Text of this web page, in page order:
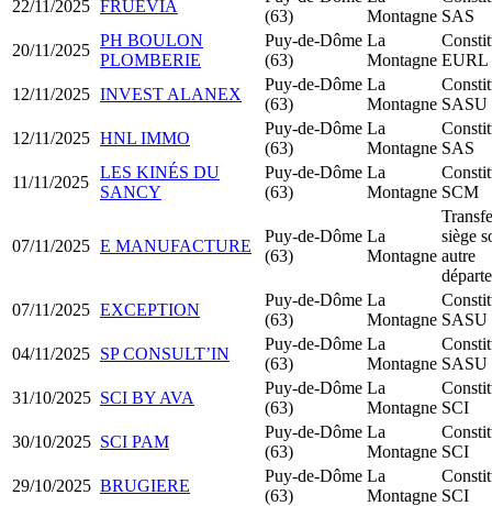
22/11/2025 FRUÉVIA
(63)
Montagne SAS
20/11/2025
PH BOULON
PLOMBERIE
Puy-de-Dôme
(63)
La
Montagne EURL
12/11/2025 INVEST ALANEX
Puy-de-Dôme
(63)
La
Montagne SASU
12/11/2025 HNL IMMO
Puy-de-Dôme
(63)
La
Montagne SAS
11/11/2025
LES KINÉS DU
SANCY
Puy-de-Dôme
(63)
La
Montagne SCM
07/11/2025 E MANUFACTURE
Puy-de-Dôme
(63)
La
Montagne
siège
autre
07/11/2025 EXCEPTION
Puy-de-Dôme
(63)
La
Montagne SASU
04/11/2025 SP CONSULT’IN
Puy-de-Dôme
(63)
La
Montagne SASU
31/10/2025 SCI BY AVA
Puy-de-Dôme
(63)
La
Montagne SCI
30/10/2025 SCI PAM
Puy-de-Dôme
(63)
La
Montagne SCI
29/10/2025 BRUGIERE
Puy-de-Dôme
(63)
La
Montagne SCI